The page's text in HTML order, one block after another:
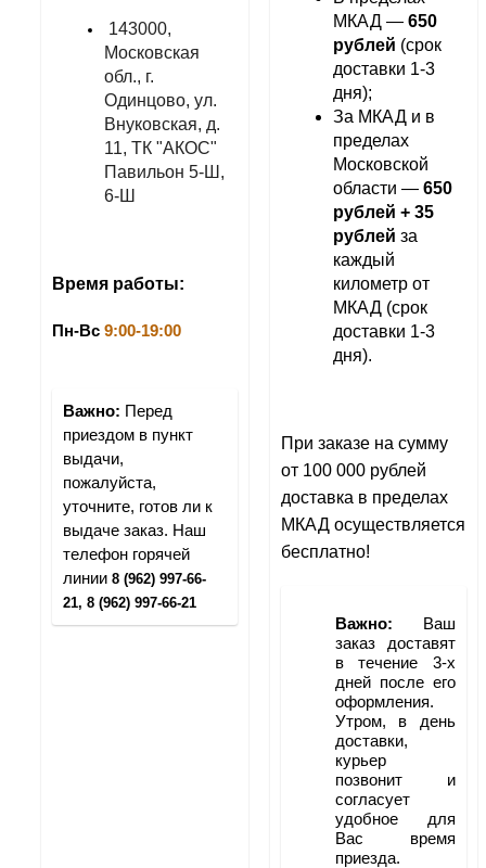
143000,
Московская
обл., г.
Одинцово, ул.
Внуковская, д.
11, ТК "АКОС"
Павильон 5-Ш,
6-Ш
Время работы:
Пн-Вс 9:00-19:00
Важно: Перед
приездом в пункт
выдачи,
пожалуйста,
уточните, готов ли к
выдаче заказ. Наш
телефон горячей
линии 8 (962) 997-66-
21, 8 (962) 997-66-21
МКАД — 650
рублей (срок
доставки 1-3
дня);
За МКАД и в
пределах
Московской
области — 650
рублей + 35
рублей за
каждый
километр от
МКАД (срок
доставки 1-3
дня).
При заказе на сумму
от 100 000 рублей
доставка в пределах
МКАД осуществляется
бесплатно!
Важно: Ваш
заказ доставят
в течение 3-х
дней после его
оформления.
Утром, в день
доставки,
курьер
позвонит и
согласует
удобное для
Вас время
приезда.